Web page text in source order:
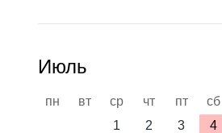
Июль
пн вт ср чт пт сб
1
2 3 4